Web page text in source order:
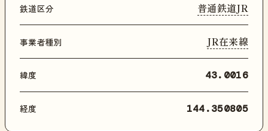
鉄道区分 普通鉄道JR
事業者種別 JR在来線
緯度 43.0016
経度 144.350805